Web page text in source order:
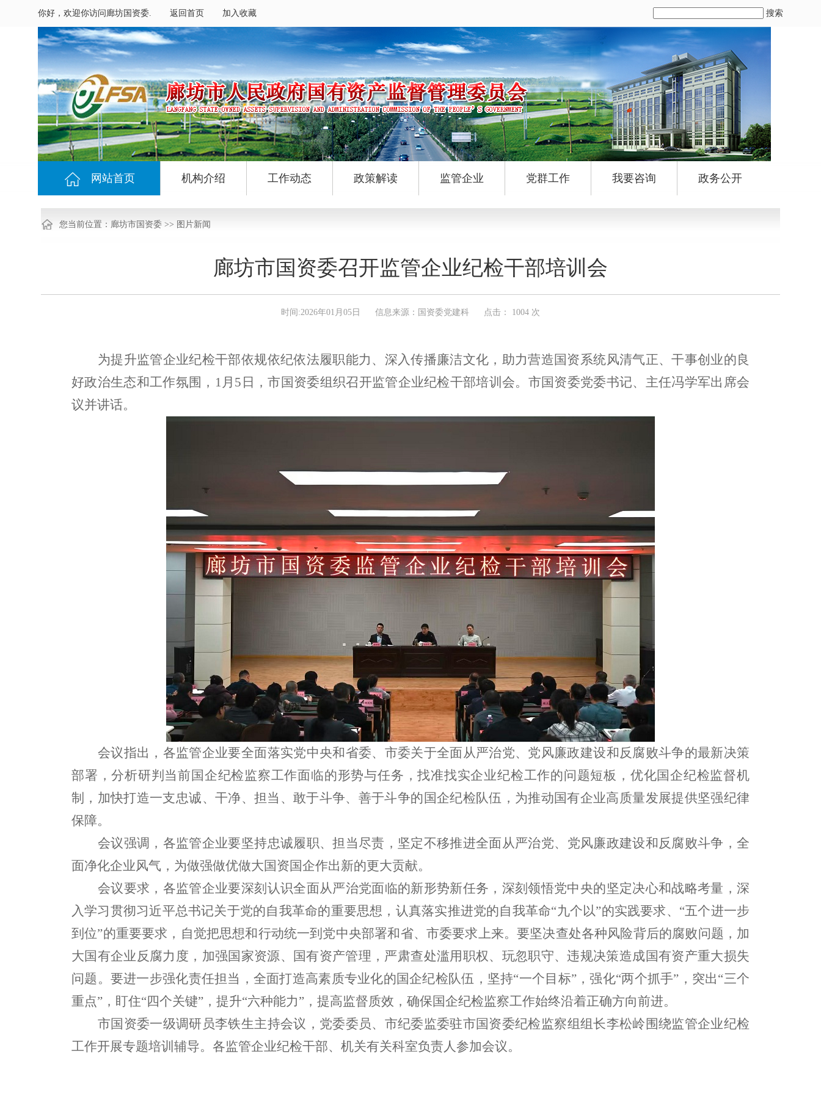
搜索
你好，欢迎你访问廊坊国资委. 返回首页 加入收藏
网站首页 机构介绍 工作动态 政策解读 监管企业 党群工作 我要咨询 政务公开
您当前位置： 廊坊市国资委 >> 图片新闻
廊坊市国资委召开监管企业纪检干部培训会
时间:2026年01月05日 信息来源：国资委党建科 点击： 1004 次
为提升监管企业纪检干部依规依纪依法履职能力、深入传播廉洁文化，助力营造国资系统风清气正、干事创业的良
好政治生态和工作氛围， 1 月 5 日，市国资委组织召开监管企业纪检干部培训会。市国资委党委书记、主任冯学军出席会
议并讲话。
会议指出，各监管企业要全面落实党中央和省委、市委关于全面从严治党、党风廉政建设和反腐败斗争的最新决策
部署，分析研判当前国企纪检监察工作面临的形势与任务，找准找实企业纪检工作的问题短板，优化国企纪检监督机
制，加快打造一支忠诚、干净、担当 、敢于斗争、善于斗争的国企纪检队伍，为推动国有企业高质量发展提供坚强纪律
保障。
会议强调，各监管企业要坚持忠诚履职、担当尽责， 坚定不移推进全面从严治党、党风廉政建设和反腐败斗争，全
面净化企业风气，为做强做优做大国资国企作出新的更大贡献。
会议要求，各监管企业要深刻认识全面从严治党面临的新形势新任务，深刻领悟党中央的坚定决心和战略考量，深
入学习贯彻习近平总书记关于党的自我革命的重要思想，认真落实推进党的自我革命“九个以”的实践要求、 “五个进一步
到位”的重要要求，自觉把思想和行动统一到党中央部署和省、市委要求上来。要坚决查处各种风险背后的腐败问题，加
大国有企业反腐力度，加强国家资源、国有资产管理，严肃查处滥用职权、玩忽职守、违规决策造成国有资产重大损失
问题。要进一步强化责任担当，全面打造高素质专业化的国企纪检队伍，坚持“一个目标”，强化“两个抓手” ，突出“三个
重点” ，盯住“四个关键” ，提升“六种能力” ， 提高监督质效，确保国企纪检监察工作始终沿着正确方向前进。
市国资委一级调研员李铁生主持会议 ， 党委委员、市纪委监委驻市国资委纪检监察组组长李松岭围绕监管企业纪检
工作开展专题培训辅导。各监管企业纪检干部、 机关有关科室负责人参加会议。